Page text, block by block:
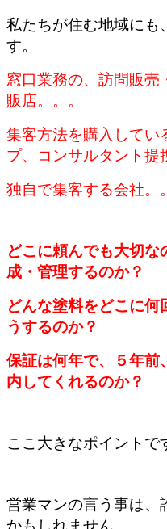
私たちが住む地域にも
す。
窓口業務の、訪問販売
販店。。。
集客方法を購入してい
プ、コンサルタント提
独自で集客する会社。
どこに頼んでも大切
成・管理するのか？
どんな塗料をどこに
うするのか？
保証は何年で、５年前
内してくれるのか？
ここ大きなポイントで
営業マンの言う事は、
かもしれません。